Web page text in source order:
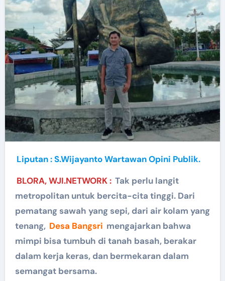
Liputan : S.Wijayanto Wartawan Opini Publik.
BLORA, WJI.NETWORK : Tak perlu langit
metropolitan untuk bercita-cita tinggi. Dari
pematang sawah yang sepi, dari air kolam yang
tenang, Desa Bangsri mengajarkan bahwa
mimpi bisa tumbuh di tanah basah, berakar
dalam kerja keras, dan bermekaran dalam
semangat bersama.